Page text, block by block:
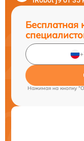
Бесплатная
Нажимая на кнопку